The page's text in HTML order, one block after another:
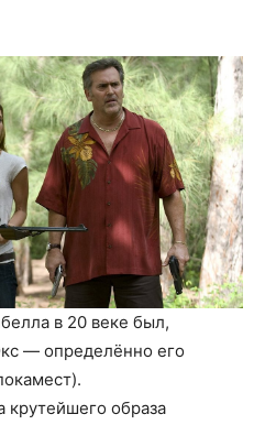
в 20 веке был,
— определённо его
крутейшего образа